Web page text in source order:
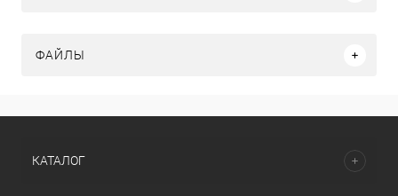
ФАЙЛЫ
КАТАЛОГ